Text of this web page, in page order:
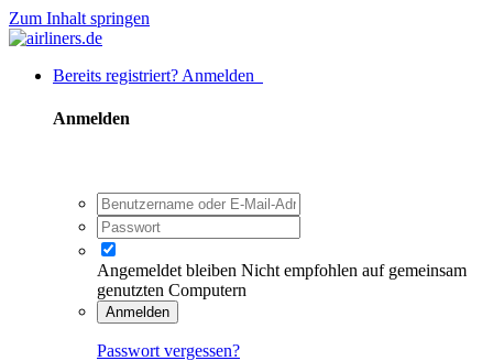
Zum Inhalt springen
Bereits registriert? Anmelden
Anmelden
Angemeldet bleiben Nicht empfohlen auf gemeinsam
genutzten Computern
Anmelden
Passwort vergessen?